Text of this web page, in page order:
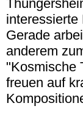
interessierte
Gerade
anderem
"Kosmische
freuen auf